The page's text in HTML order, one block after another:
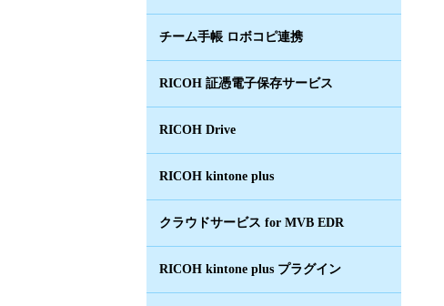
チーム手帳 ロボコピ連携
RICOH 証憑電子保存サービス
RICOH Drive
RICOH kintone plus
クラウドサービス for MVB EDR
RICOH kintone plus プラグイン